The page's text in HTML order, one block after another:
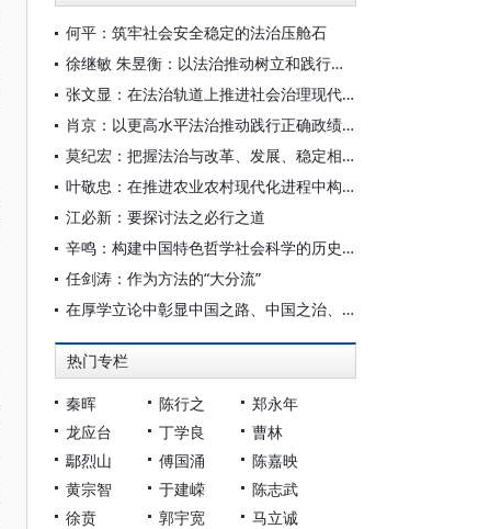
何平：筑牢社会安全稳定的法治压舱石
徐继敏 朱昱衡：以法治推动树立和践行正确政绩观
张文显：在法治轨道上推进社会治理现代化——《法律与社会治理》 卷首语 （代）
肖京：以更高水平法治推动践行正确政绩观
莫纪宏：把握法治与改革、发展、稳定相协同的内在逻辑
叶敬忠：在推进农业农村现代化进程中构建农政转型的中国道路
江必新：要探讨法之必行之道
辛鸣：构建中国特色哲学社会科学的历史主动
任剑涛：作为方法的“大分流”
在厚学立论中彰显中国之路、中国之治、中国之理
热门专栏
秦晖 陈行之
郑永年
龙应台
丁学良
曹林
鄢烈山
傅国涌
陈嘉映
黄宗智
于建嵘
陈志武
徐贲
郭宇宽
马立诚